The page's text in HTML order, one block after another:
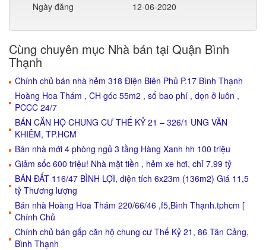
Ngày đăng
12-06-2020
Cùng chuyên mục Nhà bán tại Quận Bình
Thạnh
Chính chủ bán nhà hẻm 318 Điện Biên Phủ P.17 Bình Thạnh
Hoàng Hoa Thám , CH góc 55m2 , sổ bao phí , dọn ở luôn ,
PCCC 24/7
BÁN CĂN HỘ CHUNG CƯ THẾ KỶ 21 – 326/1 UNG VĂN
KHIÊM, TP.HCM
Bán nhà mới 4 phòng ngủ 3 tầng Hàng Xanh hh 100 triệu
Giảm sốc 600 triệu! Nhà mặt tiền , hẻm xe hơi, chỉ 7.99 tỷ
BÁN ĐẤT 116/47 BÌNH LỢI, diện tích 6x23m (136m2) Giá 11,5
tỷ Thương lượng
Bán nhà Hoàng Hoa Thám 220/66/46 ,f5,Bình Thạnh.tphcm [
Chính Chủ
Chính chủ bán gấp căn hộ chung cư Thế Kỷ 21, 86 Tân Cảng,
Bình Thạnh